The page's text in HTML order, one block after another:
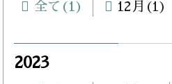
全て(1) 12月(1)
2023